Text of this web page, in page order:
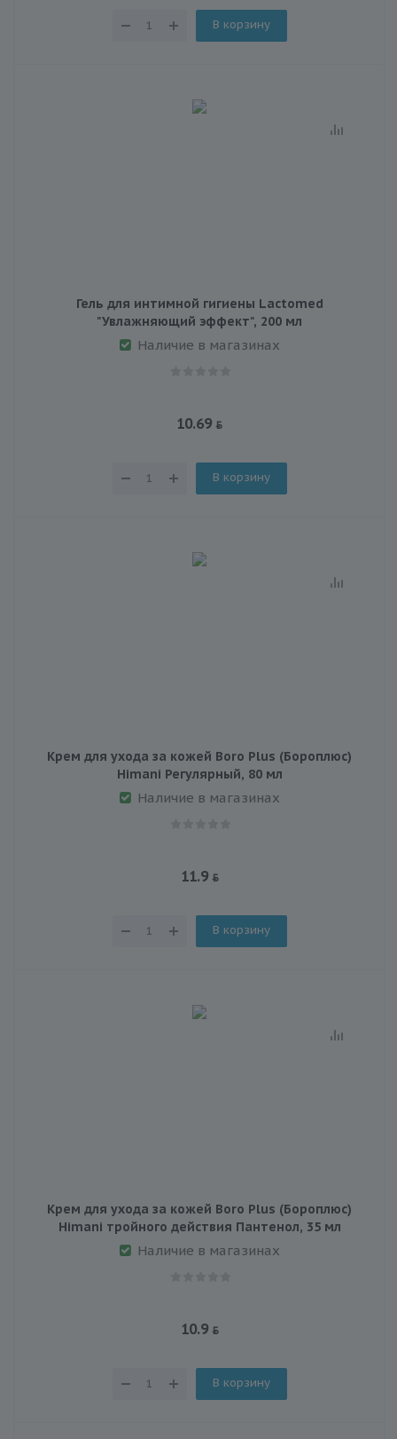
В корзину
Гель для интимной гигиены Lactomed
"Увлажняющий эффект", 200 мл
Наличие в магазинах
10.69
В корзину
Крем для ухода за кожей Boro Plus (Бороплюс)
Himani Регулярный, 80 мл
Наличие в магазинах
11.9
В корзину
Крем для ухода за кожей Boro Plus (Бороплюс)
Himani тройного действия Пантенол, 35 мл
Наличие в магазинах
10.9
В корзину